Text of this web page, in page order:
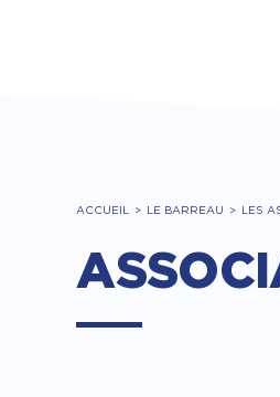
ACCUEIL LE BARREAU LES